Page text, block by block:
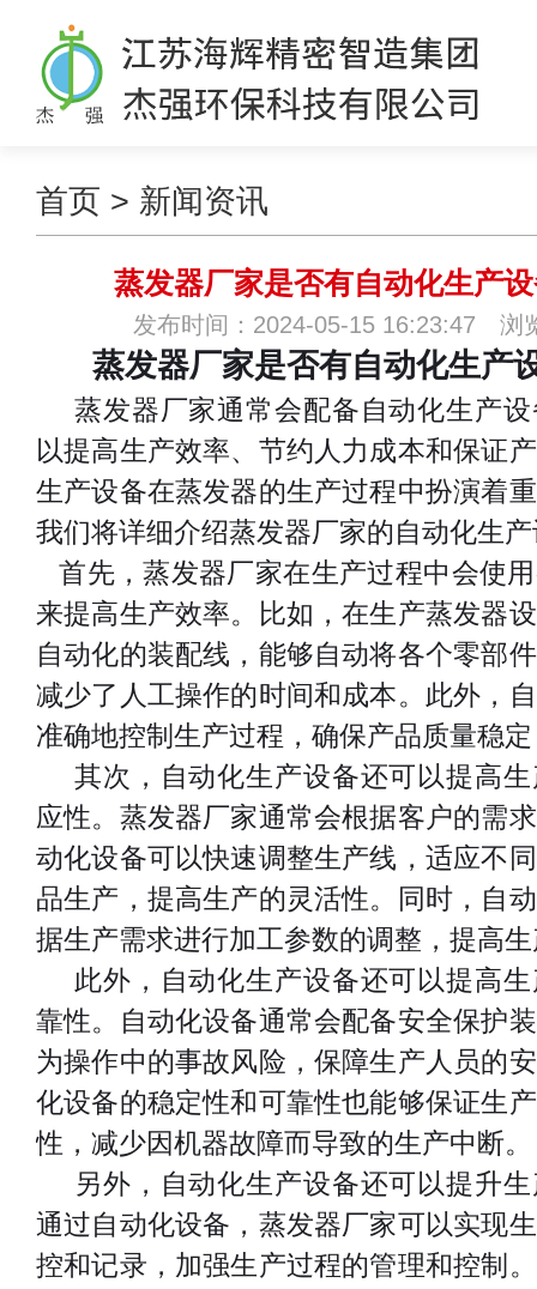
首页 > 新闻资讯
蒸发器厂家是否有自动化生产
发布时间：2024-05-15 16:23:47 浏
蒸发器厂家是否有自动化生产
蒸发器厂家通常会配备自动化生产
以提高生产效率、节约人力成本和保证
生产设备在蒸发器的生产过程中扮演着
我们将详细介绍蒸发器厂家的自动化生
首先，蒸发器厂家在生产过程中会使
来提高生产效率。比如，在生产蒸发器
自动化的装配线，能够自动将各个零部
减少了人工操作的时间和成本。此外，
准确地控制生产过程，确保产品质量稳
其次，自动化生产设备还可以提高
应性。蒸发器厂家通常会根据客户的需
动化设备可以快速调整生产线，适应不
品生产，提高生产的灵活性。同时，自
据生产需求进行加工参数的调整，提高
此外，自动化生产设备还可以提高
靠性。自动化设备通常会配备安全保护
为操作中的事故风险，保障生产人员的
化设备的稳定性和可靠性也能够保证生
性，减少因机器故障而导致的生产中断。
另外，自动化生产设备还可以提升
通过自动化设备，蒸发器厂家可以实现
控和记录，加强生产过程的管理和控制